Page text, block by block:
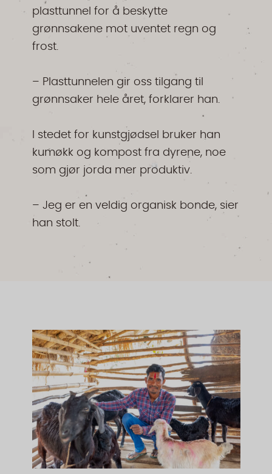
plasttunnel for å beskytte
grønnsakene mot uventet regn og
frost.
– Plasttunnelen gir oss tilgang til
grønnsaker hele året, forklarer han.
I stedet for kunstgjødsel bruker han
kumøkk og kompost fra dyrene, noe
som gjør jorda mer produktiv.
– Jeg er en veldig organisk bonde, sier
han stolt.